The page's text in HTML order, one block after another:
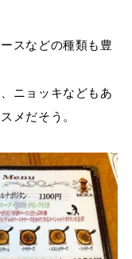
スなどの種類も豊
ニョッキなどもあ
メだそう。